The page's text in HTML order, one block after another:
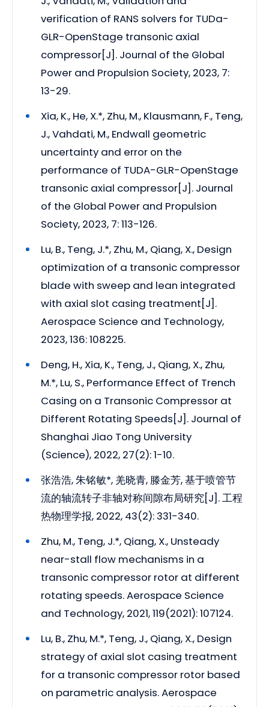
verification of RANS solvers for TUDa-
GLR-OpenStage transonic axial
compressor[J]. Journal of the Global
Power and Propulsion Society, 2023, 7:
13-29.
Xia, K., He, X.*, Zhu, M., Klausmann, F., Teng,
J., Vahdati, M., Endwall geometric
uncertainty and error on the
performance of TUDA-GLR-OpenStage
transonic axial compressor[J]. Journal
of the Global Power and Propulsion
Society, 2023, 7: 113-126.
Lu, B., Teng, J.*, Zhu, M., Qiang, X., Design
optimization of a transonic compressor
blade with sweep and lean integrated
with axial slot casing treatment[J].
Aerospace Science and Technology,
2023, 136: 108225.
Deng, H., Xia, K., Teng, J., Qiang, X., Zhu,
M.*, Lu, S., Performance Effect of Trench
Casing on a Transonic Compressor at
Different Rotating Speeds[J]. Journal of
Shanghai Jiao Tong University
(Science), 2022, 27(2): 1-10.
张浩浩, 朱铭敏*, 羌晓青, 滕金芳, 基于喷管节
流的轴流转子非轴对称间隙布局研究[J]. 工程
热物理学报, 2022, 43(2): 331-340.
Zhu, M., Teng, J.*, Qiang, X., Unsteady
near-stall flow mechanisms in a
transonic compressor rotor at different
rotating speeds. Aerospace Science
and Technology, 2021, 119(2021): 107124.
Lu, B., Zhu, M.*, Teng, J., Qiang, X., Design
strategy of axial slot casing treatment
for a transonic compressor rotor based
on parametric analysis. Aerospace